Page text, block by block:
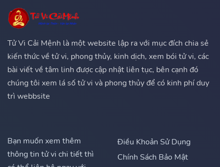
Tử Vi Cải Mệnh là một website lập ra với mục đích chia sẻ
kiến thức về tử vi, phong thủy, kinh dịch, xem bói tử vi, các
bài viết về tâm linh được cập nhật liên tục, bên cạnh đó
chúng tôi xem lá số tử vi và phong thủy để có kinh phí duy
trì webbsite
Bạn muốn xem thêm
thông tin tử vi chi tiết thì
Điều Khoản Sử Dụng
Chính Sách Bảo Mật